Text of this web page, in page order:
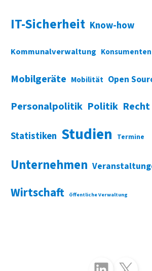
IT-Sicherheit Know-how
Kommunalverwaltung Konsumenten
Mobilgeräte Mobilität Open
Personalpolitik Politik Recht
Statistiken Studien Termine
Unternehmen
Wirtschaft Öffentliche Verwaltung